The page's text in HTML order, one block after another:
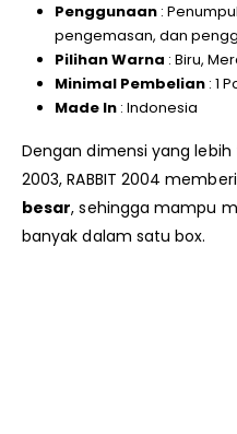
Penggunaan:
pengemasan, dan
Pilihan Warna : Biru,
Minimal Pembelian: 1
Made In: Indonesia
Dengan dimensi yang lebih
2003, RABBIT 2004
besar, sehingga mampu
banyak dalam satu box.